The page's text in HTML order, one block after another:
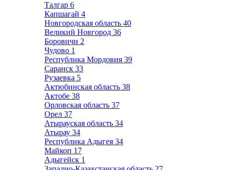
Талгар 6
Капшагай 4
Новгородская область 40
Великий Новгород 36
Боровичи 2
Чудово 1
Республика Мордовия 39
Саранск 33
Рузаевка 5
Актюбинская область 38
Актобе 38
Орловская область 37
Орел 37
Атырауская область 34
Атырау 34
Республика Адыгея 34
Майкоп 17
Адыгейск 1